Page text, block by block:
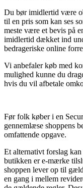
Du bør imidlertid være
til en pris som kan ses
meste være et bevis på
imidlertid dækket ind
bedrageriske online
Vi anbefaler køb med
mulighed kunne du
hvis du vil afbetale
Før folk køber i en
gennemlæse shoppens
omfattende opgave.
Et alternativt forslag
butikken er e-mærke
shoppen lever op til
en gang i mellem